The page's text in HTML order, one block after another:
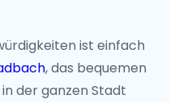
ist einfach
, das bequemen
der ganzen Stadt